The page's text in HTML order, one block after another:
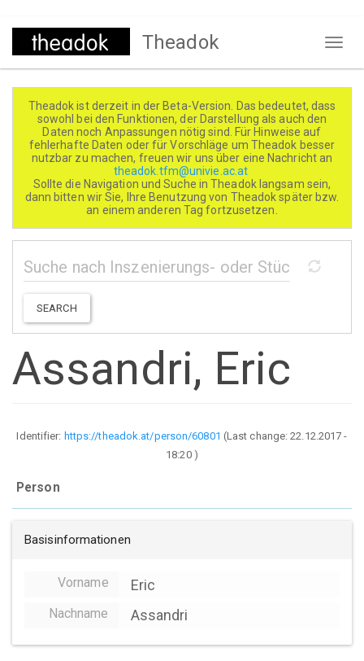
Direkt
Theadok
Theadok ist derzeit in der Beta-Version. Das bedeutet, dass
sowohl bei den Funktionen, der Darstellung als auch den
Daten noch Anpassungen nötig sind. Für Hinweise auf
fehlerhafte Daten oder für Vorschläge um Theadok besser
nutzbar zu machen, freuen wir uns über eine Nachricht an
theadok.tfm@univie.ac.at
Sollte die Navigation und Suche in Theadok langsam sein,
dann bitten wir Sie, Ihre Benutzung von Theadok später bzw.
an einem anderen Tag fortzusetzen.
SEARCH
Assandri, Eric
Identifier: https://theadok.at/person/60801 (Last change:22.12.2017 -
18:20)
Person
Basisinformationen
Vorname Eric
Nachname Assandri